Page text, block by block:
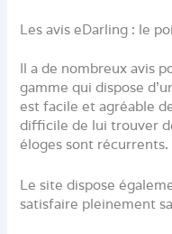
Les avis eDarling : le
Il a de nombreux avis
gamme qui dispose
est facile et agréable
difficile de lui trouver
éloges sont récurrents.
Le site dispose
satisfaire pleinement